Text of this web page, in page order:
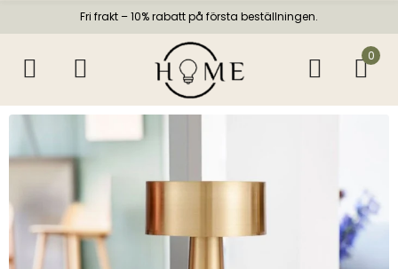
Fri frakt – 10% rabatt på första beställningen.
0